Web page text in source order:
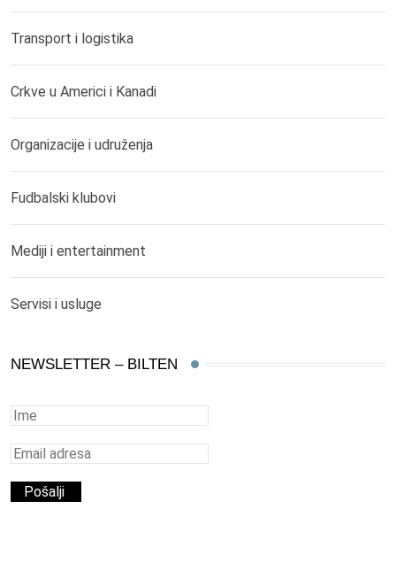
Transport i logistika
Crkve u Americi i Kanadi
Organizacije i udruženja
Fudbalski klubovi
Mediji i entertainment
Servisi i usluge
NEWSLETTER – BILTEN